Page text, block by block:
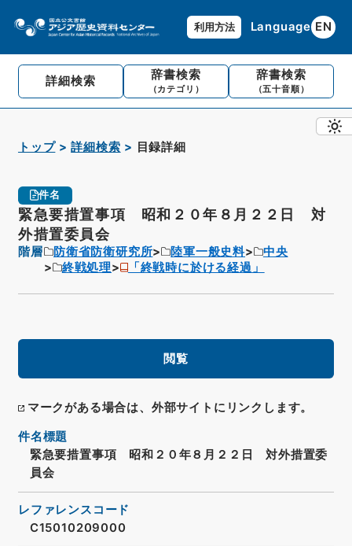
利用方法 Language EN
詳細検索 辞書検索
（カテゴリ）
辞書検索
（五十音順）
トップ 詳細検索 目録詳細
件名
緊急要措置事項 昭和２０年８月２２日 対
外措置委員会
階層 防衛省防衛研究所 陸軍一般史料
中央
終戦処理
「終戦時に於ける経過」
閲覧
マークがある場合は、外部サイトにリンクします。
件名標題
緊急要措置事項 昭和２０年８月２２日 対外措置委
員会
レファレンスコード
C15010209000